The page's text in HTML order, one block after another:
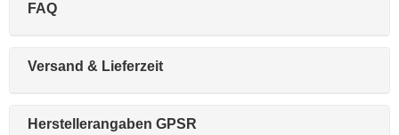
FAQ
Versand & Lieferzeit
Herstellerangaben GPSR